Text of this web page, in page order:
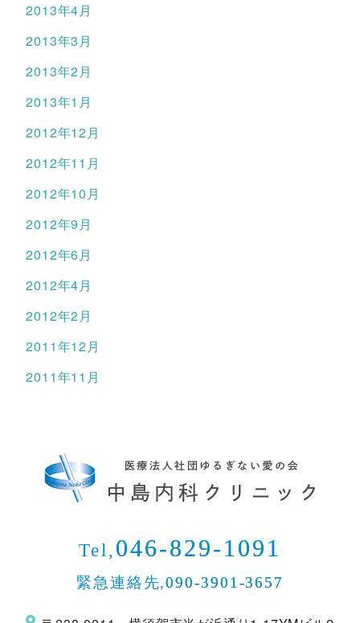
2013年4月
2013年3月
2013年2月
2013年1月
2012年12月
2012年11月
2012年10月
2012年9月
2012年6月
2012年4月
2012年2月
2011年12月
2011年11月
Tel, 046-829-1091
緊急連絡先,090-3901-3657